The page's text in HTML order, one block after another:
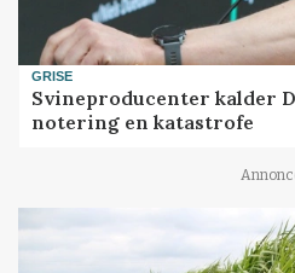
GRISE
Svineproducenter kalder
notering en katastrofe